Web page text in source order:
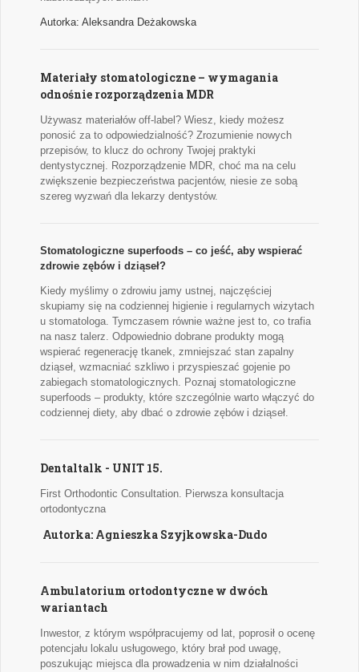
Autorka: Aleksandra Deżakowska
Materiały stomatologiczne – wymagania
odnośnie rozporządzenia MDR
Używasz materiałów off-label? Wiesz, kiedy możesz
ponosić za to odpowiedzialność? Zrozumienie nowych
przepisów, to klucz do ochrony Twojej praktyki
dentystycznej. Rozporządzenie MDR, choć ma na celu
zwiększenie bezpieczeństwa pacjentów, niesie ze sobą
szereg wyzwań dla lekarzy dentystów.
Stomatologiczne superfoods – co jeść, aby wspierać
zdrowie zębów i dziąseł?
Kiedy myślimy o zdrowiu jamy ustnej, najczęściej
skupiamy się na codziennej higienie i regularnych wizytach
u stomatologa. Tymczasem równie ważne jest to, co trafia
na nasz talerz. Odpowiednio dobrane produkty mogą
wspierać regenerację tkanek, zmniejszać stan zapalny
dziąseł, wzmacniać szkliwo i przyspieszać gojenie po
zabiegach stomatologicznych. Poznaj stomatologiczne
superfoods – produkty, które szczególnie warto włączyć do
codziennej diety, aby dbać o zdrowie zębów i dziąseł.
Dentaltalk - UNIT 15.
First Orthodontic Consultation. Pierwsza konsultacja
ortodontyczna
Autorka: Agnieszka Szyjkowska-Dudo
Ambulatorium ortodontyczne w dwóch
wariantach
Inwestor, z którym współpracujemy od lat, poprosił o ocenę
potencjału lokalu usługowego, który brał pod uwagę,
poszukując miejsca dla prowadzenia w nim działalności